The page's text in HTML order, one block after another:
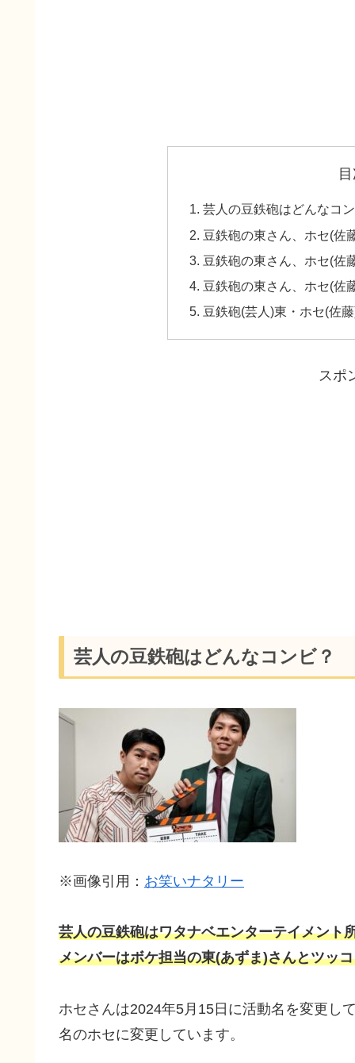
芸人の豆鉄砲はどんなコ
豆鉄砲の東さん、ホセ(佐
豆鉄砲の東さん、ホセ(佐
豆鉄砲の東さん、ホセ(佐
豆鉄砲(芸人)東・ホセ(佐
スポ
芸人の豆鉄砲はどんなコンビ？
※画像引用： お笑いナタリー
芸人の豆鉄砲はワタナベエンターテイメント
メンバーはボケ担当の東(あずま)さんとツッ
ホセさんは2024年5月15日に活動名を変更し
名のホセに変更しています。